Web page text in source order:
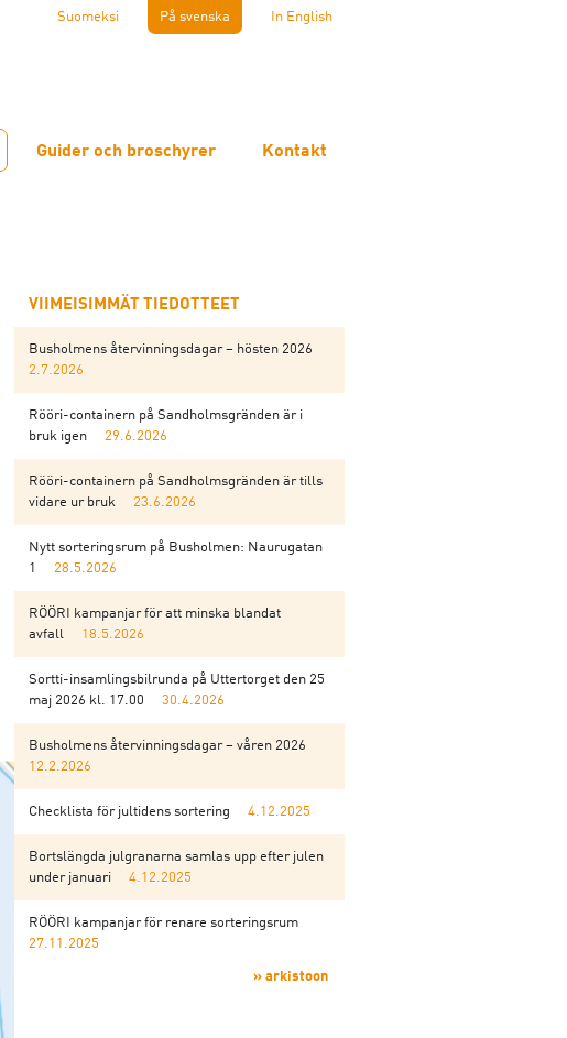
Suomeksi På svenska In English
Guider och broschyrer Kontakt
VIIMEISIMMÄT TIEDOTTEET
Busholmens återvinningsdagar – hösten 2026
2.7.2026
Rööri-containern på Sandholmsgränden är i
bruk igen
29.6.2026
Rööri-containern på Sandholmsgränden är tills
vidare ur bruk
23.6.2026
Nytt sorteringsrum på Busholmen: Naurugatan
1
28.5.2026
RÖÖRI kampanjar för att minska blandat
avfall
18.5.2026
Sortti-insamlingsbilrunda på Uttertorget den 25
maj 2026 kl. 17.00
30.4.2026
Busholmens återvinningsdagar – våren 2026
12.2.2026
Checklista för jultidens sortering 4.12.2025
Bortslängda julgranarna samlas upp efter julen
under januari
4.12.2025
RÖÖRI kampanjar för renare sorteringsrum
27.11.2025
» arkistoon